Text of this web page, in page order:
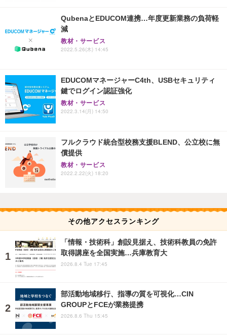
QubenaとEDUCOM連携…年度更新業務の負荷軽
減
教材・サービス
2022.5.26(木) 14:45
EDUCOMマネージャーC4th、USBセキュリティ
鍵でログイン認証強化
教材・サービス
2022.3.14(月) 14:50
フルクラウド統合型校務支援BLEND、公立校に無
償提供
教材・サービス
2022.2.22(火) 18:20
その他アクセスランキング
「情報・技術科」創設見据え、技術科教員の免許
取得講座を全国実施…兵庫教育大
2026.8.4 Tue 17:45
部活動地域移行、指導の質を可視化…CIN
GROUPとFCEが業務提携
2026.8.6 Thu 15:45